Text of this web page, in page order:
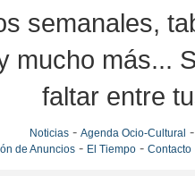
semanales,
mucho más...
faltar entre
Noticias -Agenda Ocio-Cultural
de Anuncios - El Tiempo -Contacto